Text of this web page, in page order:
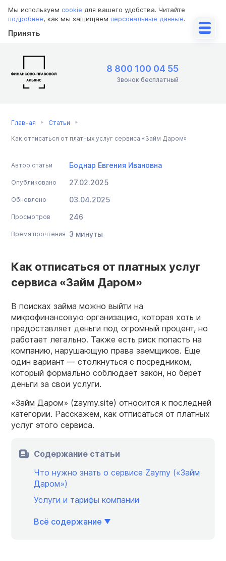
Мы используем cookie для вашего удобства. Читайте
подробнее, как мы защищаем персональные данные.
Принять
8 800 100 04 55
Звонок бесплатный
Главная Статьи
Как отписаться от платных услуг сервиса «Займ Даром»
Автор статьи Боднар Евгения Ивановна
Опубликовано 27.02.2025
Обновлено 03.04.2025
Просмотров 246
Время прочтения 3 минуты
Как отписаться от платных услуг
сервиса «Займ Даром»
В поисках займа можно выйти на
микрофинансовую организацию, которая хоть и
предоставляет деньги под огромный процент, но
работает легально. Также есть риск попасть на
компанию, нарушающую права заемщиков. Еще
один вариант — столкнуться с посредником,
который формально соблюдает закон, но берет
деньги за свои услуги.
«Займ Даром» (zaymy.site) относится к последней
категории. Расскажем, как отписаться от платных
услуг этого сервиса.
Содержание статьи
Что нужно знать о сервисе Zaymy («Займ
Даром»)
Услуги и тарифы компании
Всё содержание